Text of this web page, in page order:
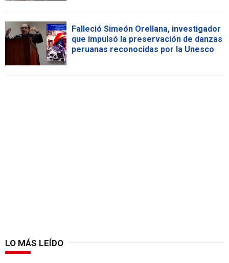
Falleció Simeón Orellana, investigador
que impulsó la preservación de danzas
peruanas reconocidas por la Unesco
LO MÁS LEÍDO